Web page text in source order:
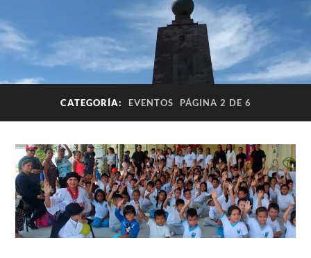
CATEGORÍA: EVENTOS PÁGINA 2 DE 6